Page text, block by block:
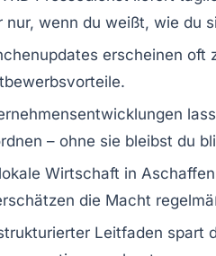
nur, wenn du weißt, wie du
erscheinen
– ohne sie bleibst du
Wirtschaft in
die Macht
Leitfaden spart